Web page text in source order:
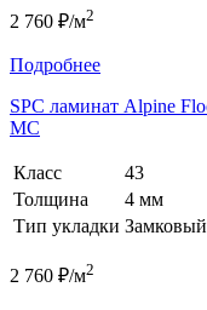
2 760 ₽/м2
Подробнее
SPC ламинат Alpine
MC
Класс
43
Толщина
4 мм
Тип укладки Замковый
2 760 ₽/м2